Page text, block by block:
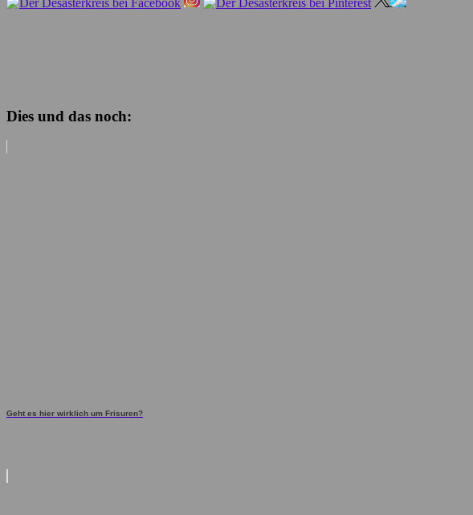
Dies und das noch:
Geht es hier wirklich um Frisuren?